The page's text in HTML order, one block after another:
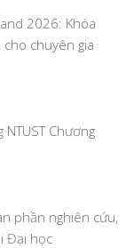
2026: Khóa
cho chuyên gia
Chương
phần nghiên cứu,
Đại học